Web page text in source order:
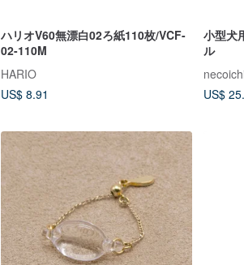
ハリオV60無漂白02ろ紙110枚/VCF-
02-110M
HARIO
US$ 8.91
小型犬
ル
US$